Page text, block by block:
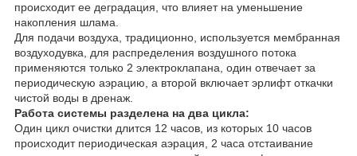
происходит ее деградация, что влияет на уменьшение
накопления шлама.
Для подачи воздуха, традиционно, используется мембранная
воздуходувка, для распределения воздушного потока
применяются только 2 электроклапана, один отвечает за
периодическую аэрацию, а второй включает эрлифт откачки
чистой воды в дренаж.
Работа системы разделена на два цикла:
Один цикл очистки длится 12 часов, из которых 10 часов
происходит периодическая аэрация, 2 часа отстаивание